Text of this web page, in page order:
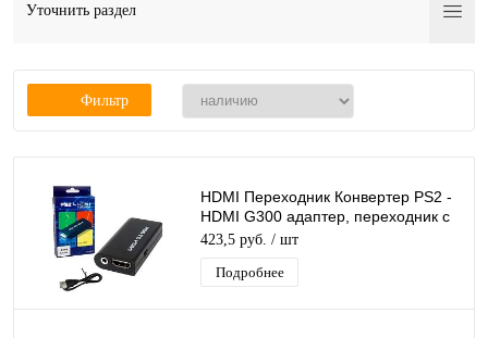
Уточнить раздел
Фильтр
HDMI Переходник Конвертер PS2 -
HDMI G300 адаптер, переходник с
игровой приставки на ТВ, питание
USB
423,5 руб. / шт
Подробнее